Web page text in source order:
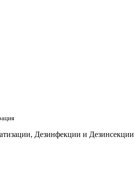
Дезинфекции и Дезинсекции